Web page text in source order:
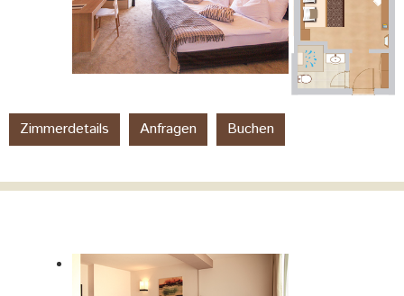
Zimmerdetails Anfragen Buchen